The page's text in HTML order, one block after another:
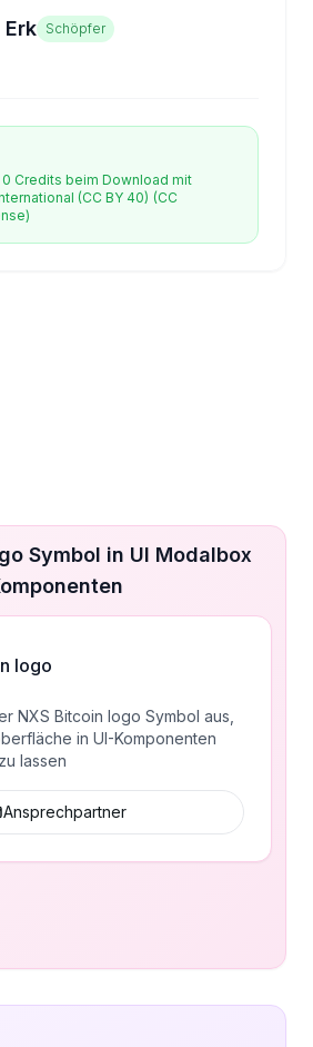
Erk Schöpfer
Credits beim Download mit
(CC BY 40) (CC
Symbol in UI Modalbox
logo
NXS Bitcoin logo Symbol aus,
in UI-Komponenten
lassen
Ansprechpartner